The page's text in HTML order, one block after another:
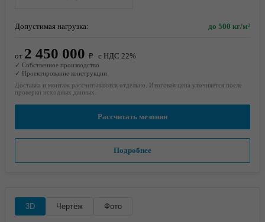
Допустимая нагрузка: до 500 кг/м²
от 2 450 000 ₽ с НДС 22%
✓ Собственное производство
✓ Проектирование конструкции
Доставка и монтаж рассчитываются отдельно. Итоговая цена уточняется после
проверки исходных данных.
Рассчитать мезонин
Подробнее
3D Чертёж Фото